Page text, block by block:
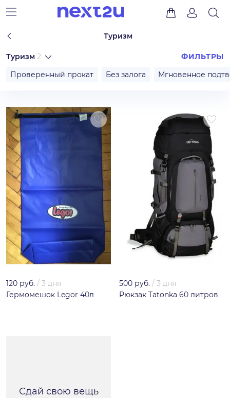
Туризм
Туризм 2
ФИЛЬТРЫ
Проверенный прокат
Без залога Мгновенное
120 руб. / 3 дня
Гермомешок Legor 40л
500 руб. / 3 дня
Рюкзак Tatonka 60 литров
Сдай свою вещь